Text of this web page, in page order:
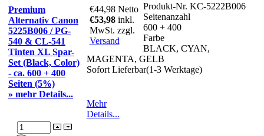
Premium
Alternativ Canon
5225B006 / PG-
540 & CL-541
Tinten XL Spar-
Set (Black, Color)
- ca. 600 + 400
Seiten (5%)
» mehr Details...
€44,98 Netto
€53,98 inkl.
MwSt. zzgl.
Versand
Produkt-Nr. KC-5222B006
Seitenanzahl
600 + 400
Farbe
BLACK, CYAN,
MAGENTA, GELB
Sofort Lieferbar(1-3 Werktage)
Mehr
Details...